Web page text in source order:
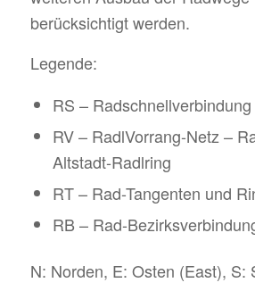
berücksichtigt werden.
Legende:
RS –
RV – RadlVorrang-Netz –
Altstadt-Radlring
RT – Rad-Tangenten und
RB – Rad-
N: Norden, E: Osten (East), S: